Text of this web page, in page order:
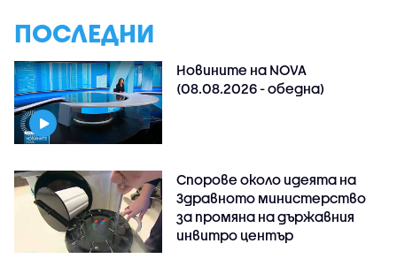
ПОСЛЕДНИ
Новините на NOVA
(08.08.2026 - обедна)
Спорове около идеята на
Здравното министерство
за промяна на държавния
инвитро център